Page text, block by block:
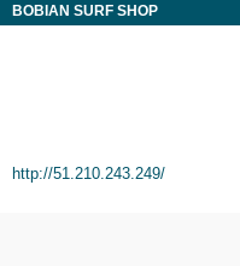
BOBIAN SURF SHOP
http://51.210.243.249/